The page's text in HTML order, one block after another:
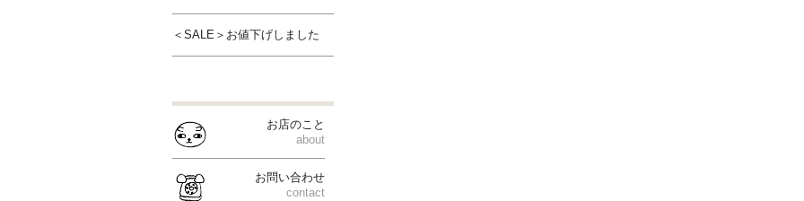
＜SALE＞お値下げしました
お店のこと
about
お問い合わせ
contact